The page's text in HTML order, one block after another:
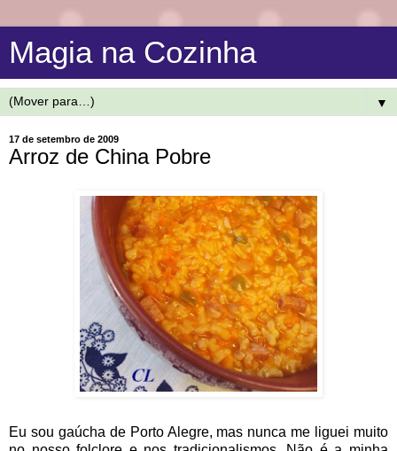
Magia na Cozinha
▼
17 de setembro de 2009
Arroz de China Pobre
Eu sou gaúcha de Porto Alegre, mas nunca me liguei muito